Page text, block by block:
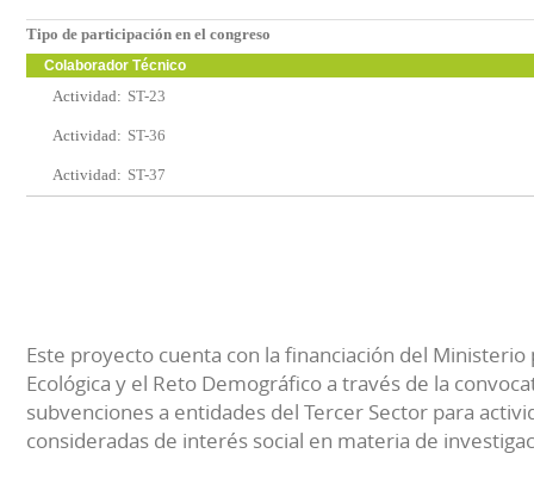
Tipo de participación en el congreso
Colaborador Técnico
Actividad: ST-23
Actividad: ST-36
Actividad: ST-37
Este proyecto cuenta con la financiación del Ministerio
Ecológica y el Reto Demográfico a través de la
subvenciones a entidades del Tercer Sector para
consideradas de interés social en materia de